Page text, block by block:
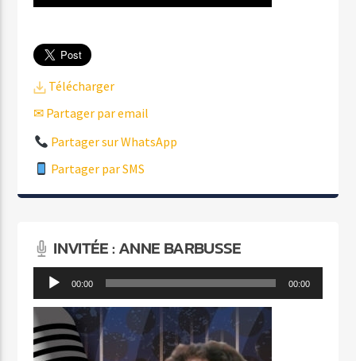
Télécharger
✉ Partager par email
Partager sur WhatsApp
Partager par SMS
INVITÉE : ANNE BARBUSSE
Lecteur 00:00 00:00